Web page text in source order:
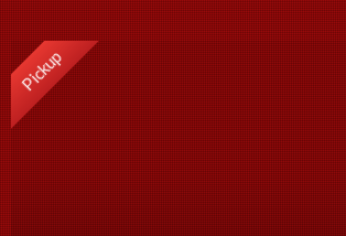
Pickup